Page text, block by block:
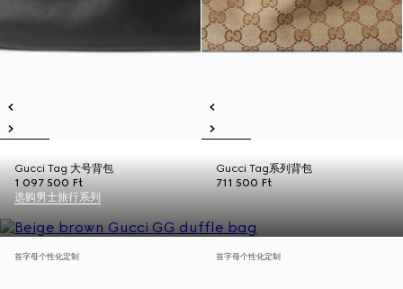
Gucci Tag 大号背包
1 097 500 Ft
Gucci Tag系列背包
711 500 Ft
选购男士旅行系列
首字母个性化定制 首字母个性化定制